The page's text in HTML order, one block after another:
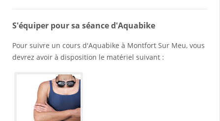
S'équiper pour sa séance d'Aquabike
Pour suivre un cours d'Aquabike à Montfort Sur Meu, vous
devrez avoir à disposition le matériel suivant :